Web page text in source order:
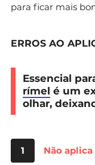
para ficar mais
ERROS AO
Essencial
rímel é um
olhar,
1 Não